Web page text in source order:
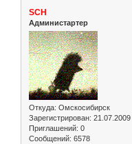
SCH
Администартер
Откуда: Омскосибирск
Зарегистрирован: 21.07.2009
Приглашений: 0
Сообщений: 6578